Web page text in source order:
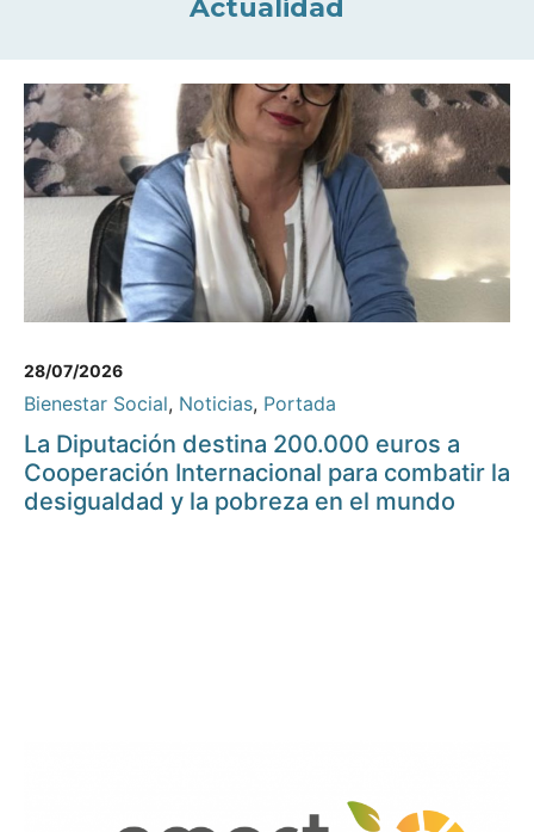
Actualidad
28/07/2026
Bienestar Social, Noticias, Portada
La Diputación destina 200.000 euros a
Cooperación Internacional para combatir la
desigualdad y la pobreza en el mundo